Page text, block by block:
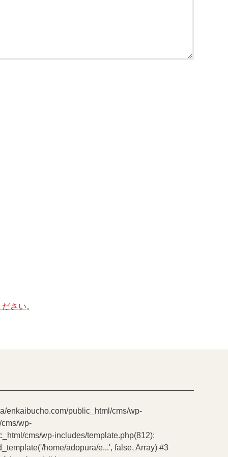
さい。
enkaibucho.com/public_html/cms/wp-
wp-
cms/wp-includes/template.php(812):
home/adopura/e...', false, Array) #3